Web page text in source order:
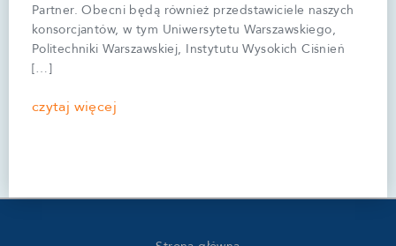
Partner. Obecni będą również przedstawiciele naszych
konsorcjantów, w tym Uniwersytetu Warszawskiego,
Politechniki Warszawskiej, Instytutu Wysokich Ciśnień
[…]
czytaj więcej